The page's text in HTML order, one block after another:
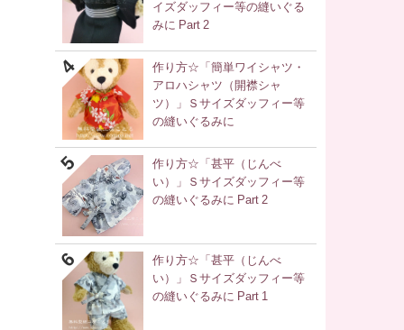
イズダッフィー等の縫いぐる
みに Part 2
作り方☆「簡単ワイシャツ・
アロハシャツ（開襟シャ
ツ）」Ｓサイズダッフィー等
の縫いぐるみに
作り方☆「甚平（じんべ
い）」Ｓサイズダッフィー等
の縫いぐるみに Part 2
作り方☆「甚平（じんべ
い）」Ｓサイズダッフィー等
の縫いぐるみに Part 1